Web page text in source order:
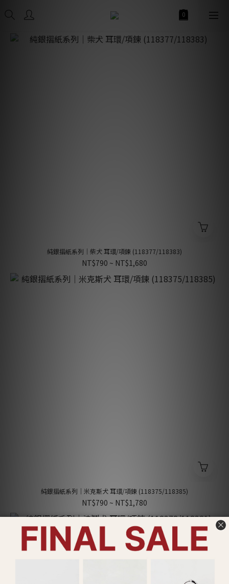
純銀摺紙系列｜柴犬 耳環/項鍊 (118377/118383)
NT$790 ~ NT$1,680
純銀摺紙系列｜米克斯犬 耳環/項鍊 (118375/118385)
NT$790 ~ NT$1,780